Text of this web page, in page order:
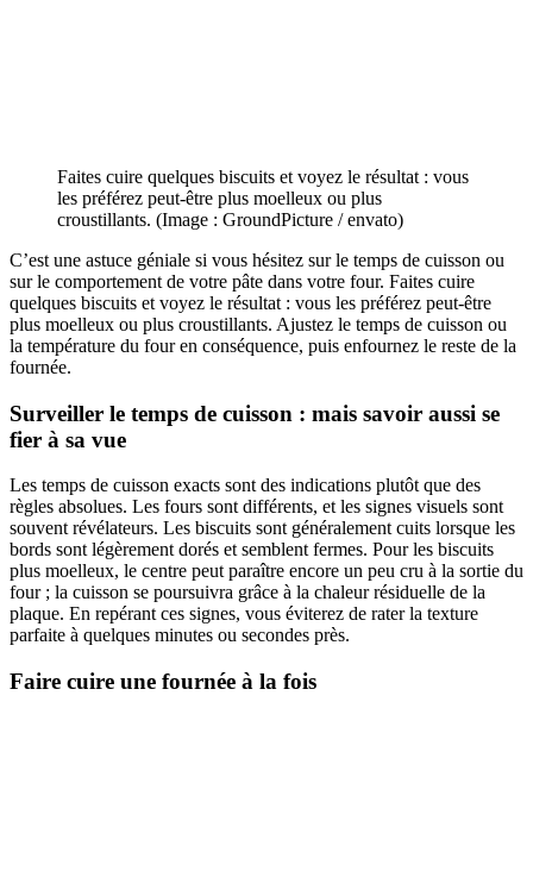
Faites cuire quelques biscuits et voyez le résultat : vous
les préférez peut-être plus moelleux ou plus
croustillants. (Image : GroundPicture / envato)
C’est une astuce géniale si vous hésitez sur le temps de cuisson ou
sur le comportement de votre pâte dans votre four. Faites cuire
quelques biscuits et voyez le résultat : vous les préférez peut-être
plus moelleux ou plus croustillants. Ajustez le temps de cuisson ou
la température du four en conséquence, puis enfournez le reste de la
fournée.
Surveiller le temps de cuisson : mais savoir aussi se
fier à sa vue
Les temps de cuisson exacts sont des indications plutôt que des
règles absolues. Les fours sont différents, et les signes visuels sont
souvent révélateurs. Les biscuits sont généralement cuits lorsque les
bords sont légèrement dorés et semblent fermes. Pour les biscuits
plus moelleux, le centre peut paraître encore un peu cru à la sortie du
four ; la cuisson se poursuivra grâce à la chaleur résiduelle de la
plaque. En repérant ces signes, vous éviterez de rater la texture
parfaite à quelques minutes ou secondes près.
Faire cuire une fournée à la fois